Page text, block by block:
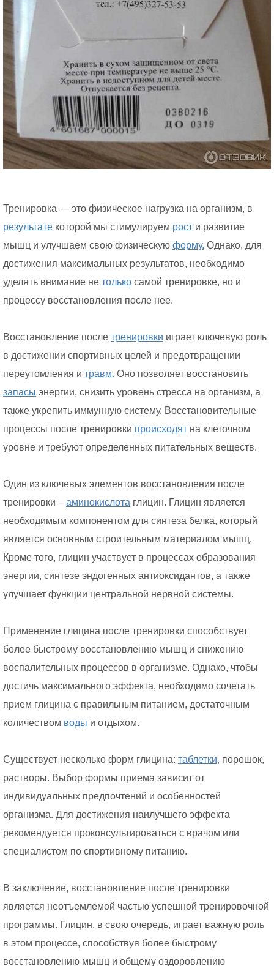
Тренировка — это физическое нагрузка на организм, в
результате которой мы стимулируем рост и развитие
мышц и улучшаем свою физическую форму. Однако, для
достижения максимальных результатов, необходимо
уделять внимание не только самой тренировке, но и
процессу восстановления после нее.
Восстановление после тренировки играет ключевую роль
в достижении спортивных целей и предотвращении
переутомления и травм. Оно позволяет восстановить
запасы энергии, снизить уровень стресса на организм, а
также укрепить иммунную систему. Восстановительные
процессы после тренировки происходят на клеточном
уровне и требуют определенных питательных веществ.
Один из ключевых элементов восстановления после
тренировки – аминокислота глицин. Глицин является
необходимым компонентом для синтеза белка, который
является основным строительным материалом мышц.
Кроме того, глицин участвует в процессах образования
энергии, синтезе эндогенных антиоксидантов, а также
улучшает функции центральной нервной системы.
Применение глицина после тренировки способствует
более быстрому восстановлению мышц и снижению
воспалительных процессов в организме. Однако, чтобы
достичь максимального эффекта, необходимо сочетать
прием глицина с правильным питанием, достаточным
количеством воды и отдыхом.
Существует несколько форм глицина: таблетки, порошок,
растворы. Выбор формы приема зависит от
индивидуальных предпочтений и особенностей
организма. Для достижения наилучшего эффекта
рекомендуется проконсультироваться с врачом или
специалистом по спортивному питанию.
В заключение, восстановление после тренировки
является неотъемлемой частью успешной тренировочной
программы. Глицин, в свою очередь, играет важную роль
в этом процессе, способствуя более быстрому
восстановлению мышц и общему оздоровлению